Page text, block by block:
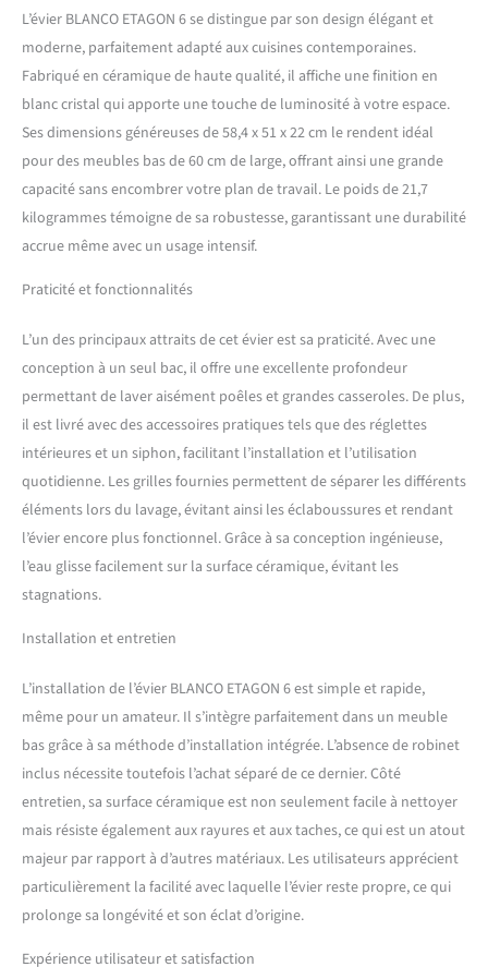
tamis ou placer des
casseroles chaudes – Les
légumes blanchissent ou les
plats trempent au niveau
inférieur La céramique, un
classique de cuisine :
Robuste, hygiénique,
résistant aux rayures et à la
chaleur, un évier en
céramique répond à tous les
besoins quotidiens –
encastrable avec plage de
robinetterie continue :
Espace généreux pour le
robinet et le bouton de
vidange automatique –
Convient aux meubles bas
de 60 cm de large Contenu
de la livraison : Dispositif
d'écoulement avec tuyau à
faible encombrement – Kit
vanne panier 3 ½'' InFino,
L’évier BLANCO ETAGON 6 se distingue par son design élégant et
moderne, parfaitement adapté aux cuisines contemporaines.
Fabriqué en céramique de haute qualité, il affiche une finition en
blanc cristal qui apporte une touche de luminosité à votre espace.
Ses dimensions généreuses de 58,4 x 51 x 22 cm le rendent idéal
pour des meubles bas de 60 cm de large, offrant ainsi une grande
capacité sans encombrer votre plan de travail. Le poids de 21,7
kilogrammes témoigne de sa robustesse, garantissant une durabilité
accrue même avec un usage intensif.
Praticité et fonctionnalités
L’un des principaux attraits de cet évier est sa praticité. Avec une
conception à un seul bac, il offre une excellente profondeur
permettant de laver aisément poêles et grandes casseroles. De plus,
il est livré avec des accessoires pratiques tels que des réglettes
intérieures et un siphon, facilitant l’installation et l’utilisation
quotidienne. Les grilles fournies permettent de séparer les différents
éléments lors du lavage, évitant ainsi les éclaboussures et rendant
l’évier encore plus fonctionnel. Grâce à sa conception ingénieuse,
l’eau glisse facilement sur la surface céramique, évitant les
stagnations.
Installation et entretien
L’installation de l’évier BLANCO ETAGON 6 est simple et rapide,
même pour un amateur. Il s’intègre parfaitement dans un meuble
bas grâce à sa méthode d’installation intégrée. L’absence de robinet
inclus nécessite toutefois l’achat séparé de ce dernier. Côté
entretien, sa surface céramique est non seulement facile à nettoyer
mais résiste également aux rayures et aux taches, ce qui est un atout
majeur par rapport à d’autres matériaux. Les utilisateurs apprécient
particulièrement la facilité avec laquelle l’évier reste propre, ce qui
prolonge sa longévité et son éclat d’origine.
Expérience utilisateur et satisfaction